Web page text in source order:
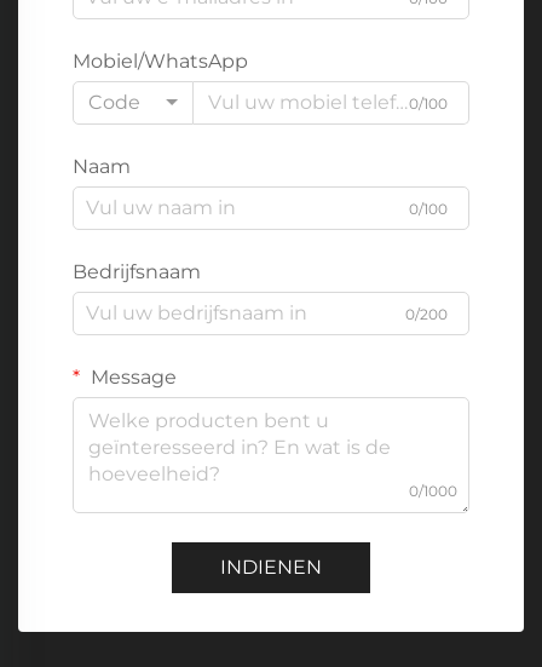
Mobiel/WhatsApp
Code
0/100
Naam
0/100
Bedrijfsnaam
0/200
Message
0/1000
INDIENEN